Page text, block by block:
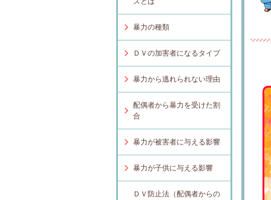
暴力の種類
ＤＶの加害者になるタイプ
暴力から逃れられない理由
配偶者から暴力を受けた割
合
暴力が被害者に与える影響
暴力が子供に与える影響
ＤＶ防止法（配偶者からの